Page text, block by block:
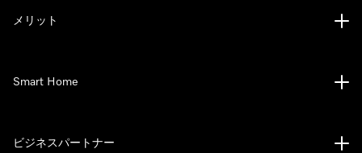
メリット
Smart Home
ビジネスパートナー